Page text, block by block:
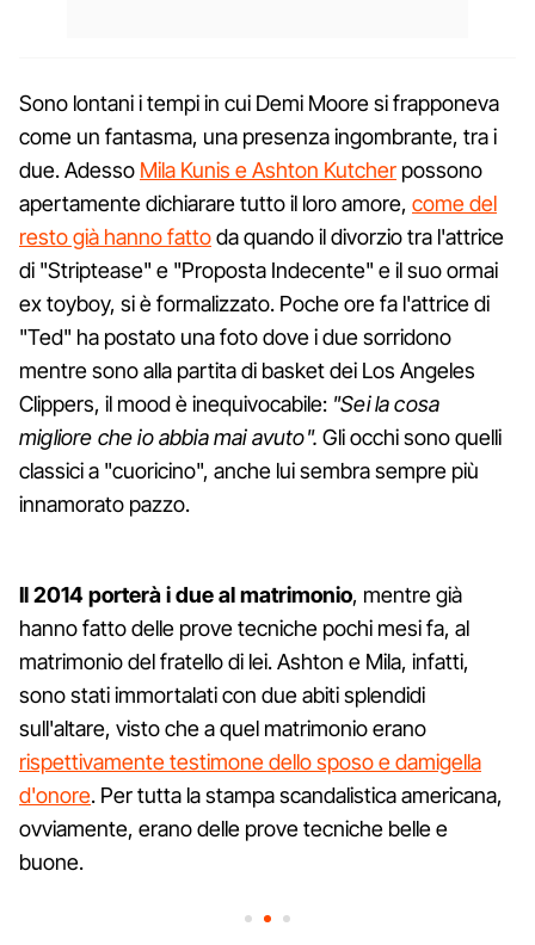
Sono lontani i tempi in cui Demi Moore si frapponeva
come un fantasma, una presenza ingombrante, tra i
due. Adesso Mila Kunis e Ashton Kutcher possono
apertamente dichiarare tutto il loro amore, come del
resto già hanno fattoda quando il divorzio tra l'attrice
di "Striptease" e "Proposta Indecente" e il suo ormai
ex toyboy, si è formalizzato. Poche ore fa l'attrice di
"Ted" ha postato una foto dove i due sorridono
mentre sono alla partita di basket dei Los Angeles
Clippers, il mood è inequivocabile: "Sei la cosa
migliore che io abbia mai avuto".Gli occhi sono quelli
classici a "cuoricino", anche lui sembra sempre più
innamorato pazzo.
Il 2014 porterà i due al matrimonio, mentre già
hanno fatto delle prove tecniche pochi mesi fa, al
matrimonio del fratello di lei. Ashton e Mila, infatti,
sono stati immortalati con due abiti splendidi
sull'altare, visto che a quel matrimonio erano
rispettivamente testimone dello sposo e damigella
d'onore. Per tutta la stampa scandalistica americana,
ovviamente, erano delle prove tecniche belle e
buone.